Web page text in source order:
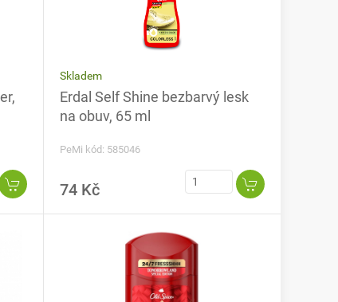
Skladem
Erdal Self Shine bezbarvý lesk
na obuv, 65 ml
PeMi kód: 585046
74 Kč